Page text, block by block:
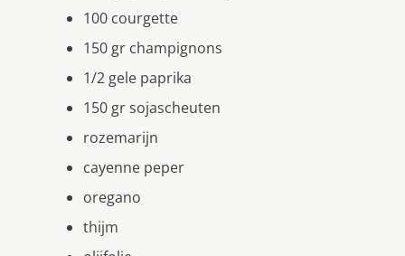
100 courgette
150 gr champignons
1/2 gele paprika
150 gr sojascheuten
rozemarijn
cayenne peper
oregano
thijm